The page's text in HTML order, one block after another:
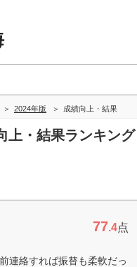
2024年版 成績向上・結果
上・結果ランキン
77.4点
連絡すれば振替も柔軟だっ